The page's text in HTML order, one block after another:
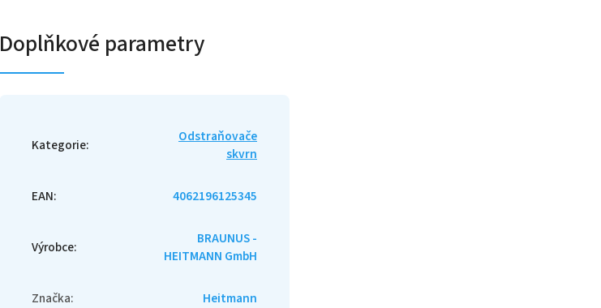
Doplňkové parametry
Kategorie:
Odstraňovače
skvrn
EAN: 4062196125345
Výrobce:
BRAUNUS -
HEITMANN GmbH
Značka: Heitmann